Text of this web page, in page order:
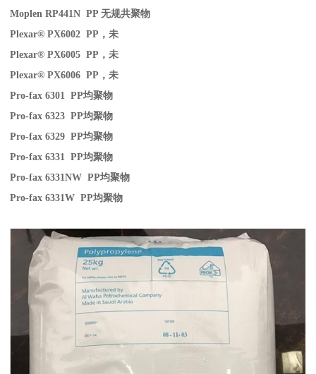
Moplen RP441N PP无规共聚物
Plexar® PX6002 PP ，未
Plexar® PX6005 PP ，未
Plexar® PX6006 PP ，未
Pro-fax 6301 PP均聚物
Pro-fax 6323 PP均聚物
Pro-fax 6329 PP均聚物
Pro-fax 6331 PP均聚物
Pro-fax 6331NW PP均聚物
Pro-fax 6331W PP均聚物